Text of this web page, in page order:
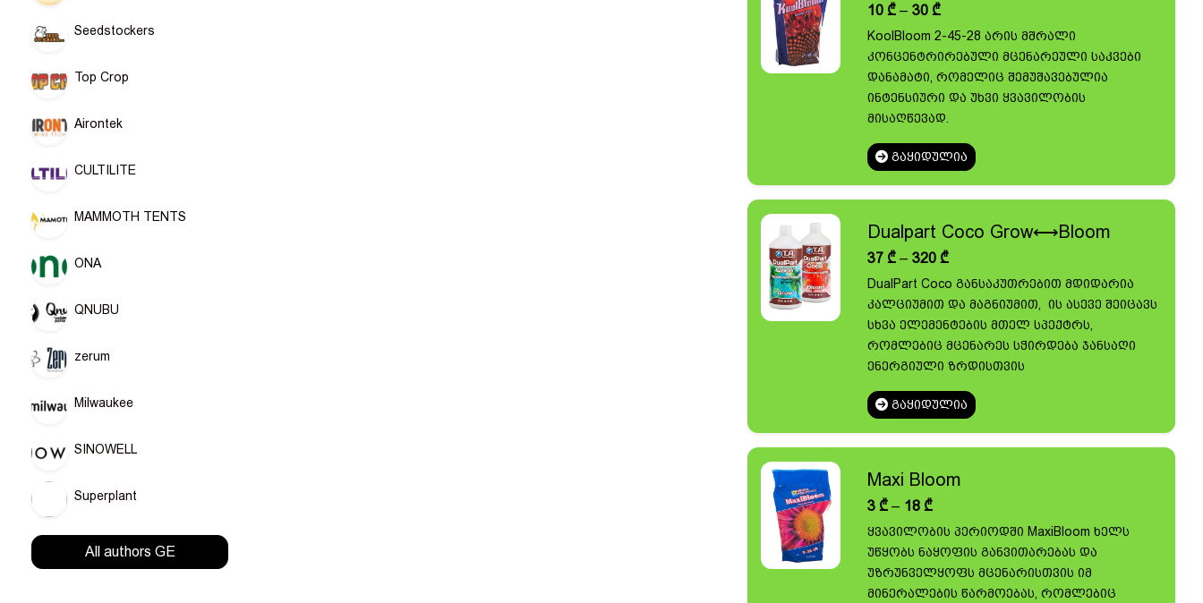
Seedstockers
Top Crop
Airontek
CULTILITE
MAMMOTH TENTS
ONA
QNUBU
zerum
Milwaukee
SINOWELL
Superplant
All authors GE
10₾ – 30₾Price
range:
10 ₾
through
30 ₾
KoolBloom 2-45-28 არის მშრალი
კონცენტრირებული მცენარეული საკვები
დანამატი, რომელიც შემუშავებულია
ინტენსიური და უხვი ყვავილობის
მისაღწევად.
ᲒᲐᲧᲘᲓᲣᲚᲘᲐ
Dualpart Coco Grow⟷Bloom
37₾ – 320₾Price
37 ₾
through
320 ₾
DualPart Coco განსაკუთრებით მდიდარია
კალციუმით და მაგნიუმით, ის ასევე შეიცავს
სხვა ელემენტების მთელ სპექტრს,
რომლებიც მცენარეს სჭირდება ჯანსაღი
ენერგიული ზრდისთვის
ᲒᲐᲧᲘᲓᲣᲚᲘᲐ
Maxi Bloom
3₾ – 18₾Price
3 ₾
through
18 ₾
ყვავილობის პერიოდში MaxiBloom ხელს
უწყობს ნაყოფის განვითარებას და
უზრუნველყოფს მცენარისთვის იმ
მინერალების წარმოებას, რომლებიც